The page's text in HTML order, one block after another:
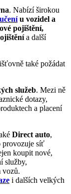
. Nabízí širokou
u vozidel a
pojištění,
a další
také požádat
služeb. Mezi ně
dotazy,
a placení
Direct auto,
provozuje síť
koupit nové,
služby,
vozů.
i dalších velkých